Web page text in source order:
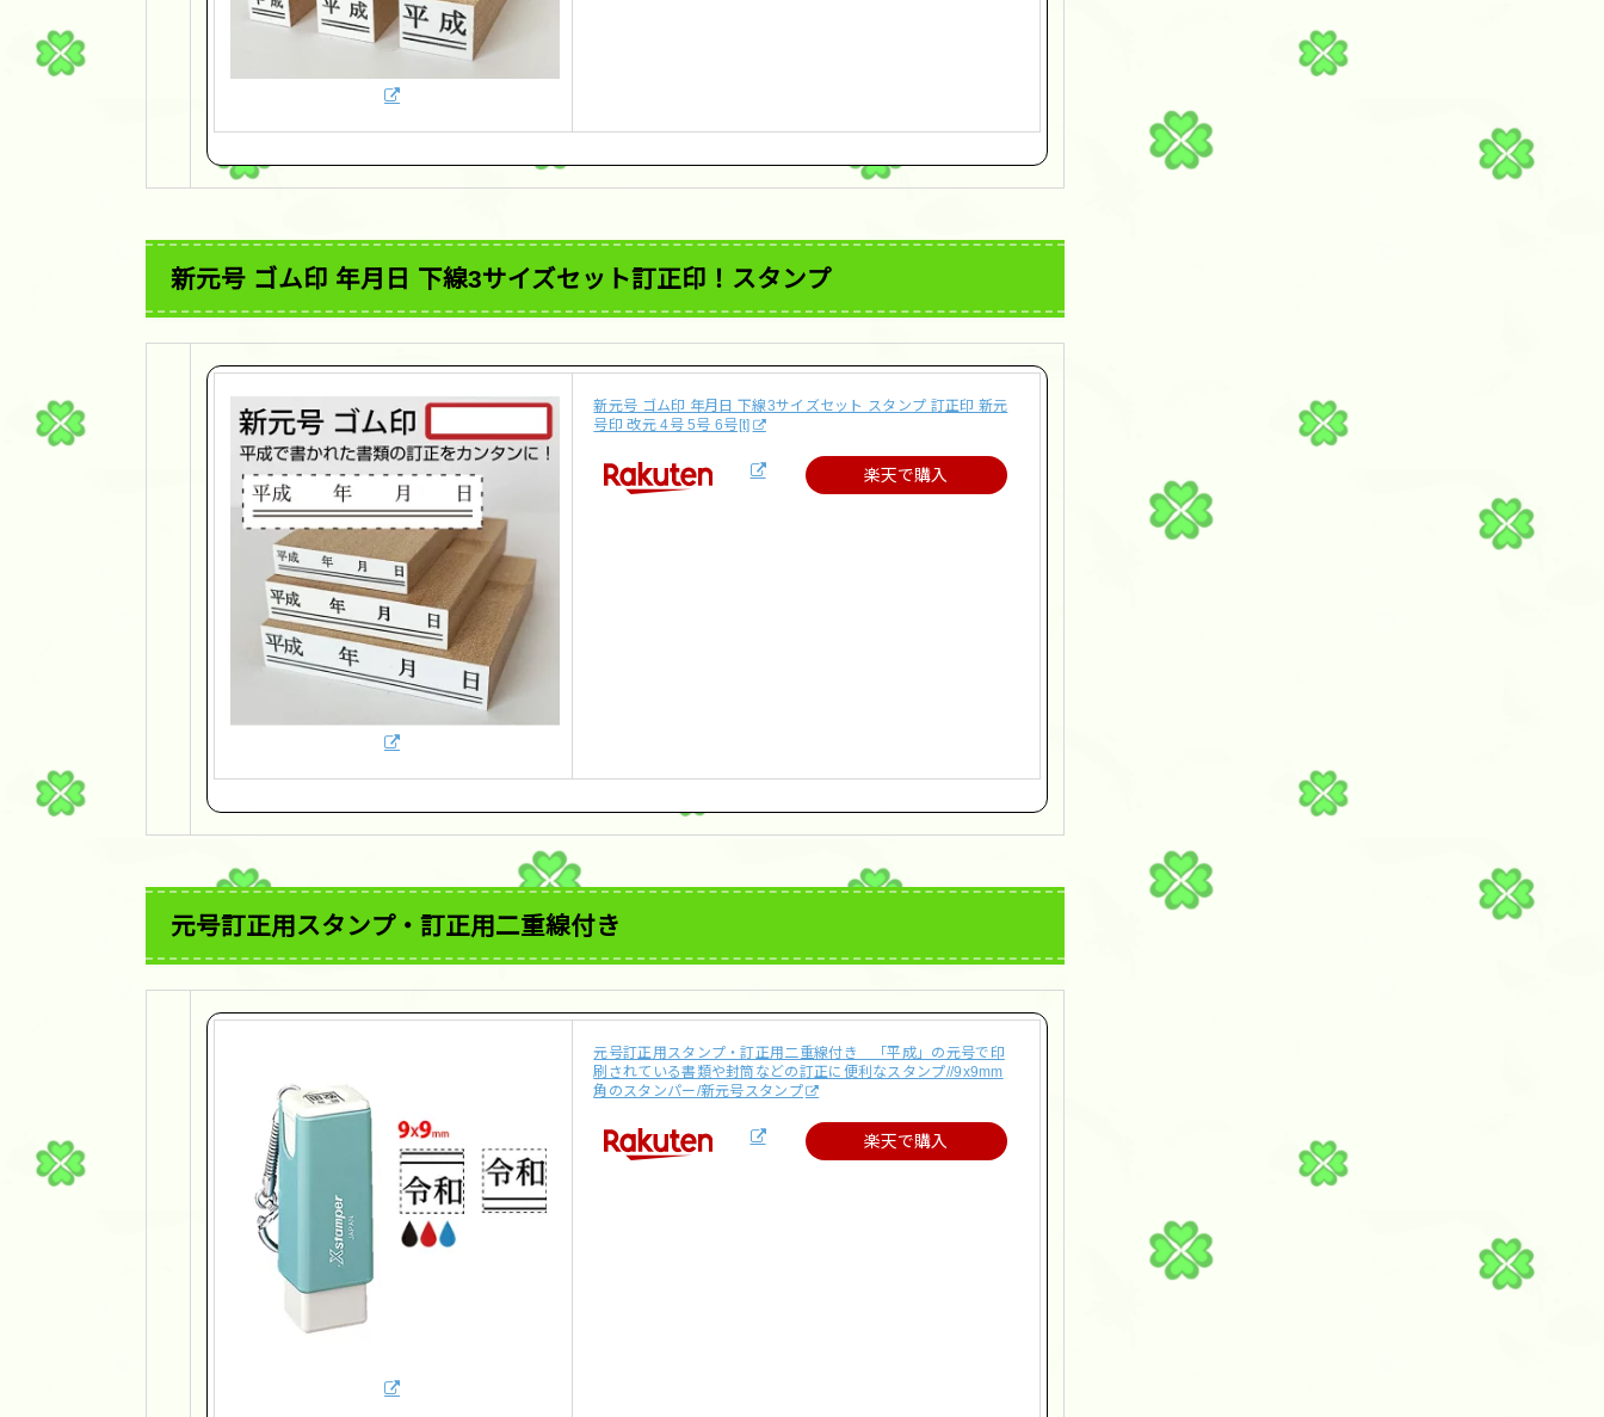
新元号 ゴム印 年月日 下線3サイズセット訂正印！スタンプ
新元号 ゴム印 年月日 下線3サイズセット スタンプ 訂正印 新元
号印 改元 4号 5号 6号[t]
楽天で購入
元号訂正用スタンプ・訂正用二重線付き
元号訂正用スタンプ・訂正用二重線付き 「平成」の元号で印
刷されている書類や封筒などの訂正に便利なスタンプ//9x9mm
角のスタンパー/新元号スタンプ
楽天で購入